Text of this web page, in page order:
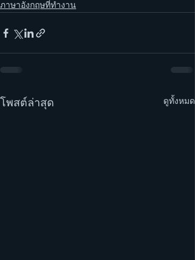
ภาษาอังกฤษที่ทำงาน
โพสต์ล่าสุด ดูทั้งหมด